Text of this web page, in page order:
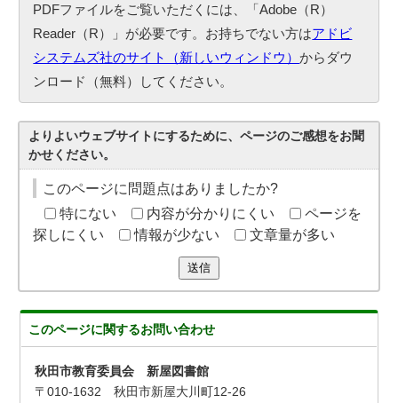
PDFファイルをご覧いただくには、「Adobe（R）
Reader（R）」が必要です。お持ちでない方はアドビ
システムズ社のサイト（新しいウィンドウ）からダウ
ンロード（無料）してください。
よりよいウェブサイトにするために、ページのご感想をお聞
かせください。
このページに問題点はありましたか?
特にない
内容が分かりにくい
ページを
探しにくい
情報が少ない 文章量が多い
送信
このページに関するお問い合わせ
秋田市教育委員会 新屋図書館
〒010-1632 秋田市新屋大川町12-26